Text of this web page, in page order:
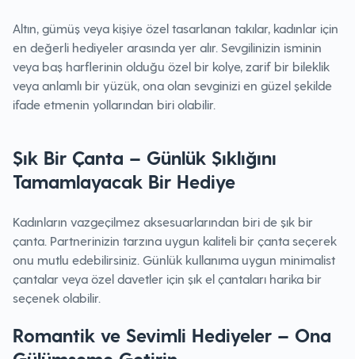
Altın, gümüş veya kişiye özel tasarlanan takılar, kadınlar için
en değerli hediyeler arasında yer alır. Sevgilinizin isminin
veya baş harflerinin olduğu özel bir kolye, zarif bir bileklik
veya anlamlı bir yüzük, ona olan sevginizi en güzel şekilde
ifade etmenin yollarından biri olabilir.
Şık Bir Çanta – Günlük Şıklığını
Tamamlayacak Bir Hediye
Kadınların vazgeçilmez aksesuarlarından biri de şık bir
çanta. Partnerinizin tarzına uygun kaliteli bir çanta seçerek
onu mutlu edebilirsiniz. Günlük kullanıma uygun minimalist
çantalar veya özel davetler için şık el çantaları harika bir
seçenek olabilir.
Romantik ve Sevimli Hediyeler – Ona